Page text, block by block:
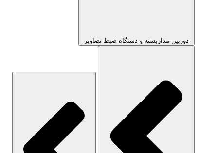
دوربین مداربسته و دستگاه ضبط تصاویر